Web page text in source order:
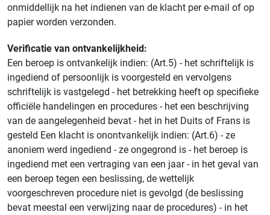
onmiddellijk na het indienen van de klacht per e-mail of op
papier worden verzonden.
Verificatie van ontvankelijkheid:
Een beroep is ontvankelijk indien: (Art.5) - het schriftelijk is
ingediend of persoonlijk is voorgesteld en vervolgens
schriftelijk is vastgelegd - het betrekking heeft op specifieke
officiële handelingen en procedures - het een beschrijving
van de aangelegenheid bevat - het in het Duits of Frans is
gesteld Een klacht is onontvankelijk indien: (Art.6) - ze
anoniem werd ingediend - ze ongegrond is - het beroep is
ingediend met een vertraging van een jaar - in het geval van
een beroep tegen een beslissing, de wettelijk
voorgeschreven procedure niet is gevolgd (de beslissing
bevat meestal een verwijzing naar de procedures) - in het